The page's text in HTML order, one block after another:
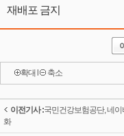
재배포 금지
확대 축소
이전기사 :국민건강보험공단, 네
화